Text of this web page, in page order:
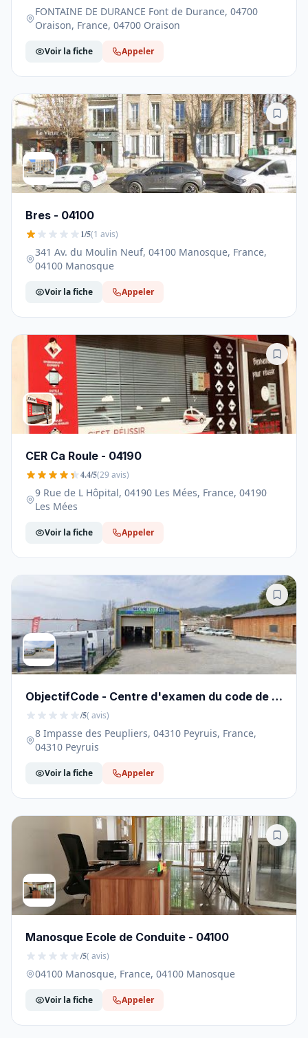
FONTAINE DE DURANCE Font de Durance, 04700
Oraison, France, 04700 Oraison
Voir la fiche Appeler
Bres - 04100
1/5(1 avis)
341 Av. du Moulin Neuf, 04100 Manosque, France,
04100 Manosque
Voir la fiche Appeler
CER Ca Roule - 04190
4.4/5(29 avis)
9 Rue de L Hôpital, 04190 Les Mées, France, 04190
Les Mées
Voir la fiche Appeler
ObjectifCode - Centre d'examen du code de la
route Peyruis - 04310
/5( avis)
8 Impasse des Peupliers, 04310 Peyruis, France,
04310 Peyruis
Voir la fiche Appeler
Manosque Ecole de Conduite - 04100
/5( avis)
04100 Manosque, France, 04100 Manosque
Voir la fiche Appeler